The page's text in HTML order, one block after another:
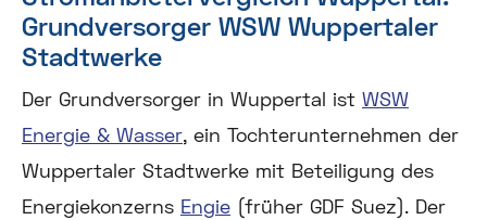
Grundversorger WSW Wuppertaler
Stadtwerke
Der Grundversorger in Wuppertal ist WSW
Energie & Wasser, ein Tochterunternehmen der
Wuppertaler Stadtwerke mit Beteiligung des
Energiekonzerns Engie (früher GDF Suez). Der